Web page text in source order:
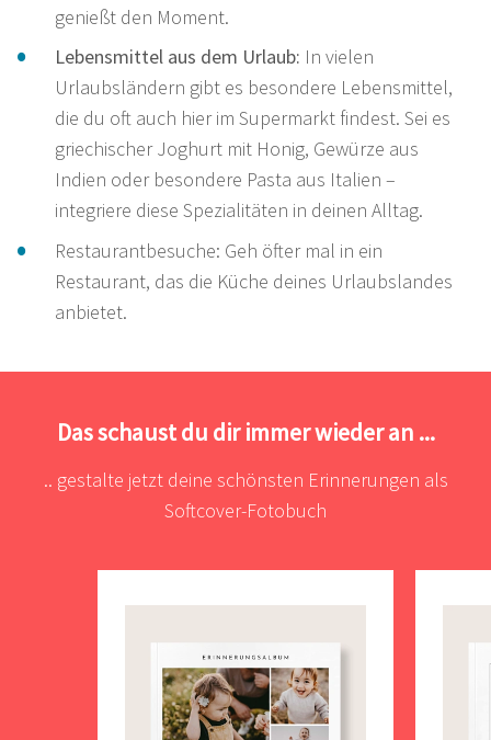
genießt den Moment.
Lebensmittel aus dem Urlaub: In vielen
Urlaubsländern gibt es besondere Lebensmittel,
die du oft auch hier im Supermarkt findest. Sei es
griechischer Joghurt mit Honig, Gewürze aus
Indien oder besondere Pasta aus Italien –
integriere diese Spezialitäten in deinen Alltag.
Restaurantbesuche: Geh öfter mal in ein
Restaurant, das die Küche deines Urlaubslandes
anbietet.
Das schaust du dir immer wieder an ...
.. gestalte jetzt deine schönsten Erinnerungen als
Softcover-Fotobuch